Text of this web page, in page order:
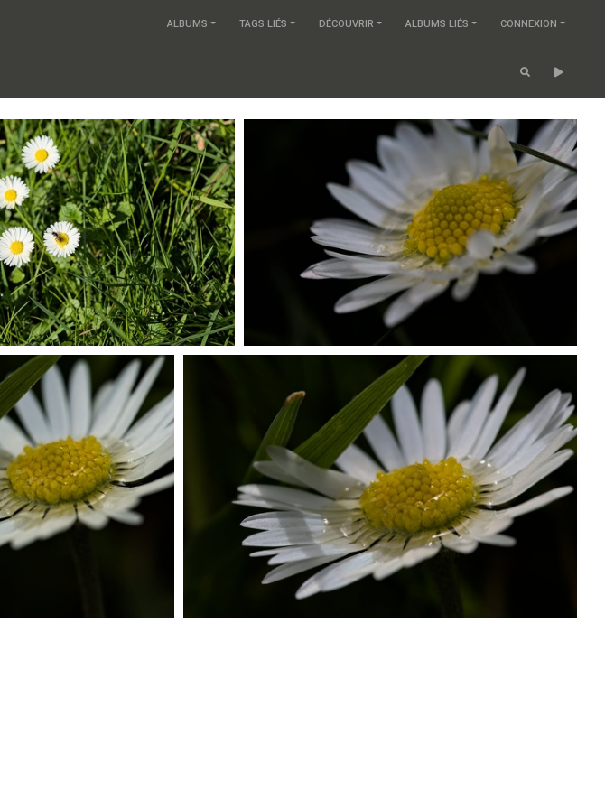
ALBUMS TAGS LIÉS DÉCOUVRIR ALBUMS LIÉS CONNEXION
P4195094 P4104380